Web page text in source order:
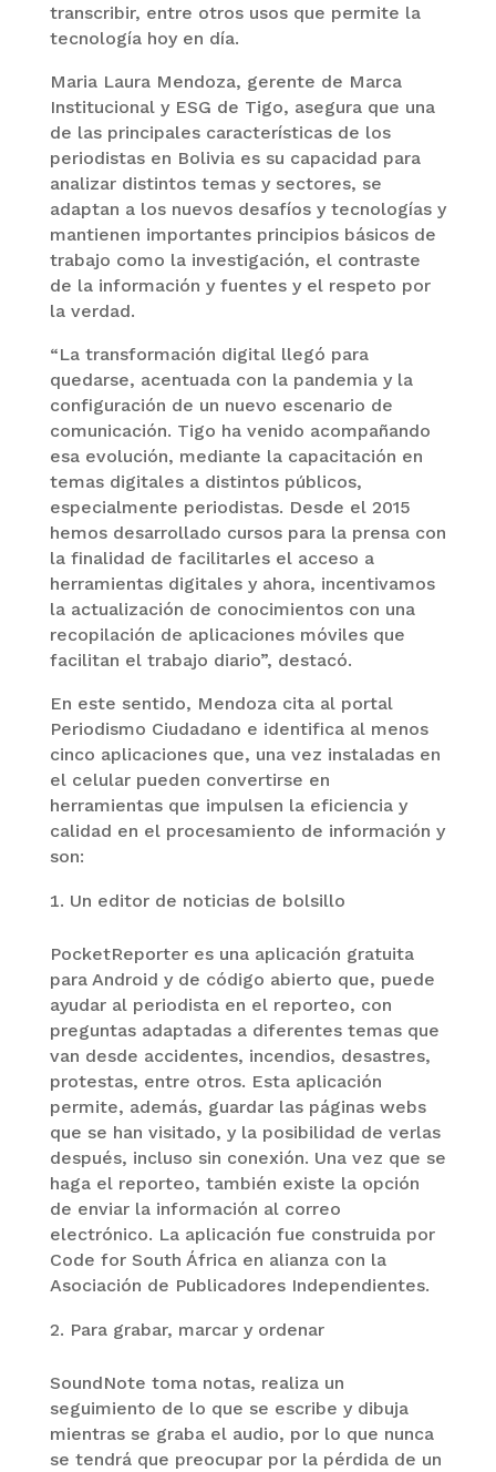
transcribir, entre otros usos que permite la
tecnología hoy en día.
Maria Laura Mendoza, gerente de Marca
Institucional y ESG de Tigo, asegura que una
de las principales características de los
periodistas en Bolivia es su capacidad para
analizar distintos temas y sectores, se
adaptan a los nuevos desafíos y tecnologías y
mantienen importantes principios básicos de
trabajo como la investigación, el contraste
de la información y fuentes y el respeto por
la verdad.
“La transformación digital llegó para
quedarse, acentuada con la pandemia y la
configuración de un nuevo escenario de
comunicación. Tigo ha venido acompañando
esa evolución, mediante la capacitación en
temas digitales a distintos públicos,
especialmente periodistas. Desde el 2015
hemos desarrollado cursos para la prensa con
la finalidad de facilitarles el acceso a
herramientas digitales y ahora, incentivamos
la actualización de conocimientos con una
recopilación de aplicaciones móviles que
facilitan el trabajo diario”, destacó.
En este sentido, Mendoza cita al portal
Periodismo Ciudadano e identifica al menos
cinco aplicaciones que, una vez instaladas en
el celular pueden convertirse en
herramientas que impulsen la eficiencia y
calidad en el procesamiento de información y
son:
Un editor de noticias de bolsillo
PocketReporter es una aplicación gratuita
para Android y de código abierto que, puede
ayudar al periodista en el reporteo, con
preguntas adaptadas a diferentes temas que
van desde accidentes, incendios, desastres,
protestas, entre otros. Esta aplicación
permite, además, guardar las páginas webs
que se han visitado, y la posibilidad de verlas
después, incluso sin conexión. Una vez que se
haga el reporteo, también existe la opción
de enviar la información al correo
electrónico. La aplicación fue construida por
Code for South África en alianza con la
Asociación de Publicadores Independientes.
Para grabar, marcar y ordenar
SoundNote toma notas, realiza un
seguimiento de lo que se escribe y dibuja
mientras se graba el audio, por lo que nunca
se tendrá que preocupar por la pérdida de un